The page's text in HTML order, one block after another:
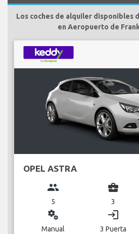
Los coches de alquiler disponibles
en Aeropuerto de
OPEL ASTRA
group
5
business_center
3
miscellaneous_services
Manual
login
3 Puerta